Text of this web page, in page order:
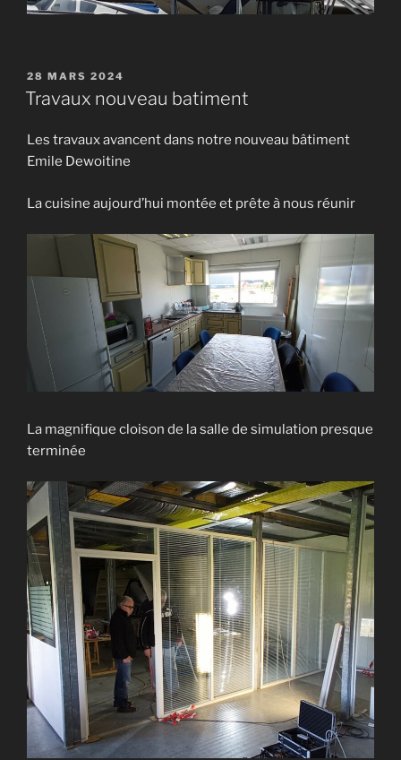
PUBLIÉ
LE
28 MARS 2024
Travaux nouveau batiment
Les travaux avancent dans notre nouveau bâtiment
Emile Dewoitine
La cuisine aujourd’hui montée et prête à nous réunir
La magnifique cloison de la salle de simulation presque
terminée